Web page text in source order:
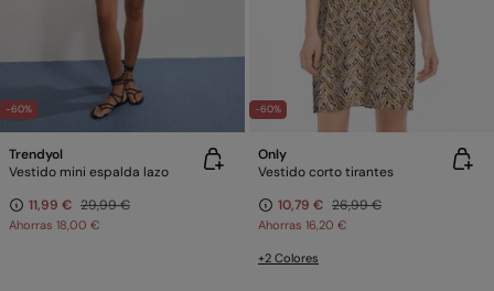
-60%
Trendyol
Vestido mini espalda lazo
11,99 € 29,99 €
Ahorras 18,00 €
-60%
Only
Vestido corto tirantes
10,79 € 26,99 €
Ahorras 16,20 €
+2 Colores